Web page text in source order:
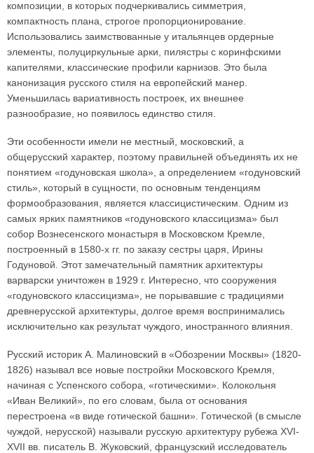
композиции, в которых подчеркивались симметрия,
компактность плана, строгое пропорционирование.
Использовались заимствованные у итальянцев ордерные
элементы, полуциркульные арки, пилястры с коринфскими
капителями, классические профили карнизов. Это была
канонизация русского стиля на европейский манер.
Уменьшилась вариативность построек, их внешнее
разнообразие, но появилось единство стиля.
Эти особенности имели не местный, московский, а
общерусский характер, поэтому правильней объединять их не
понятием «годуновская школа», а определением «годуновский
стиль», который в сущности, по основным тенденциям
формообразования, является классицистическим. Одним из
самых ярких памятников «годуновского классицизма» был
собор Вознесенского монастыря в Московском Кремле,
построенный в 1580-х гг. по заказу сестры царя, Ирины
Годуновой. Этот замечательный памятник архитектуры
варварски уничтожен в 1929 г. Интересно, что сооружения
«годуновского классицизма», не порывавшие с традициями
древнерусской архитектуры, долгое время воспринимались
исключительно как результат чуждого, иностранного влияния.
Русский историк А. Малиновский в «Обозрении Москвы» (1820-
1826) называл все новые постройки Московского Кремля,
начиная с Успенского собора, «готическими». Колокольня
«Иван Великий», по его словам, была от основания
перестроена «в виде готической башни». Готической (в смысле
чуждой, нерусской) называли русскую архитектуру рубежа XVI-
XVII вв. писатель В. Жуковский, французский исследователь